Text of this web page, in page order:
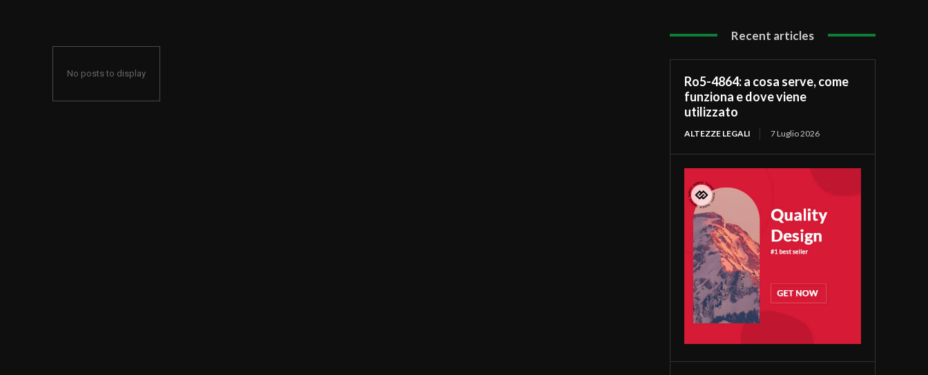
No posts to display
Recent articles
Ro5-4864: a cosa serve, come
funziona e dove viene
utilizzato
ALTEZZE LEGALI 7 Luglio 2026